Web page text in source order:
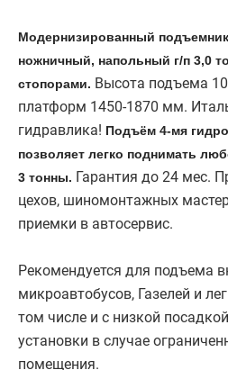
Модернизированный
ножничный, напольный г/п 3,0
стопорами. Высота подъема
платформ 1450-1870 мм.
гидравлика! Подъём 4-мя
позволяет легко поднимать
3 тонны. Гарантия до 24 мес.
цехов, шиномонтажных
приемки в автосервис.
Рекомендуется для подъема
микроавтобусов, Газелей и
том числе и с низкой
установки в случае
помещения.